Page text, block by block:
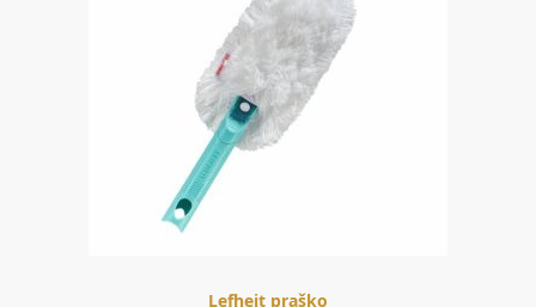
Lefheit praško